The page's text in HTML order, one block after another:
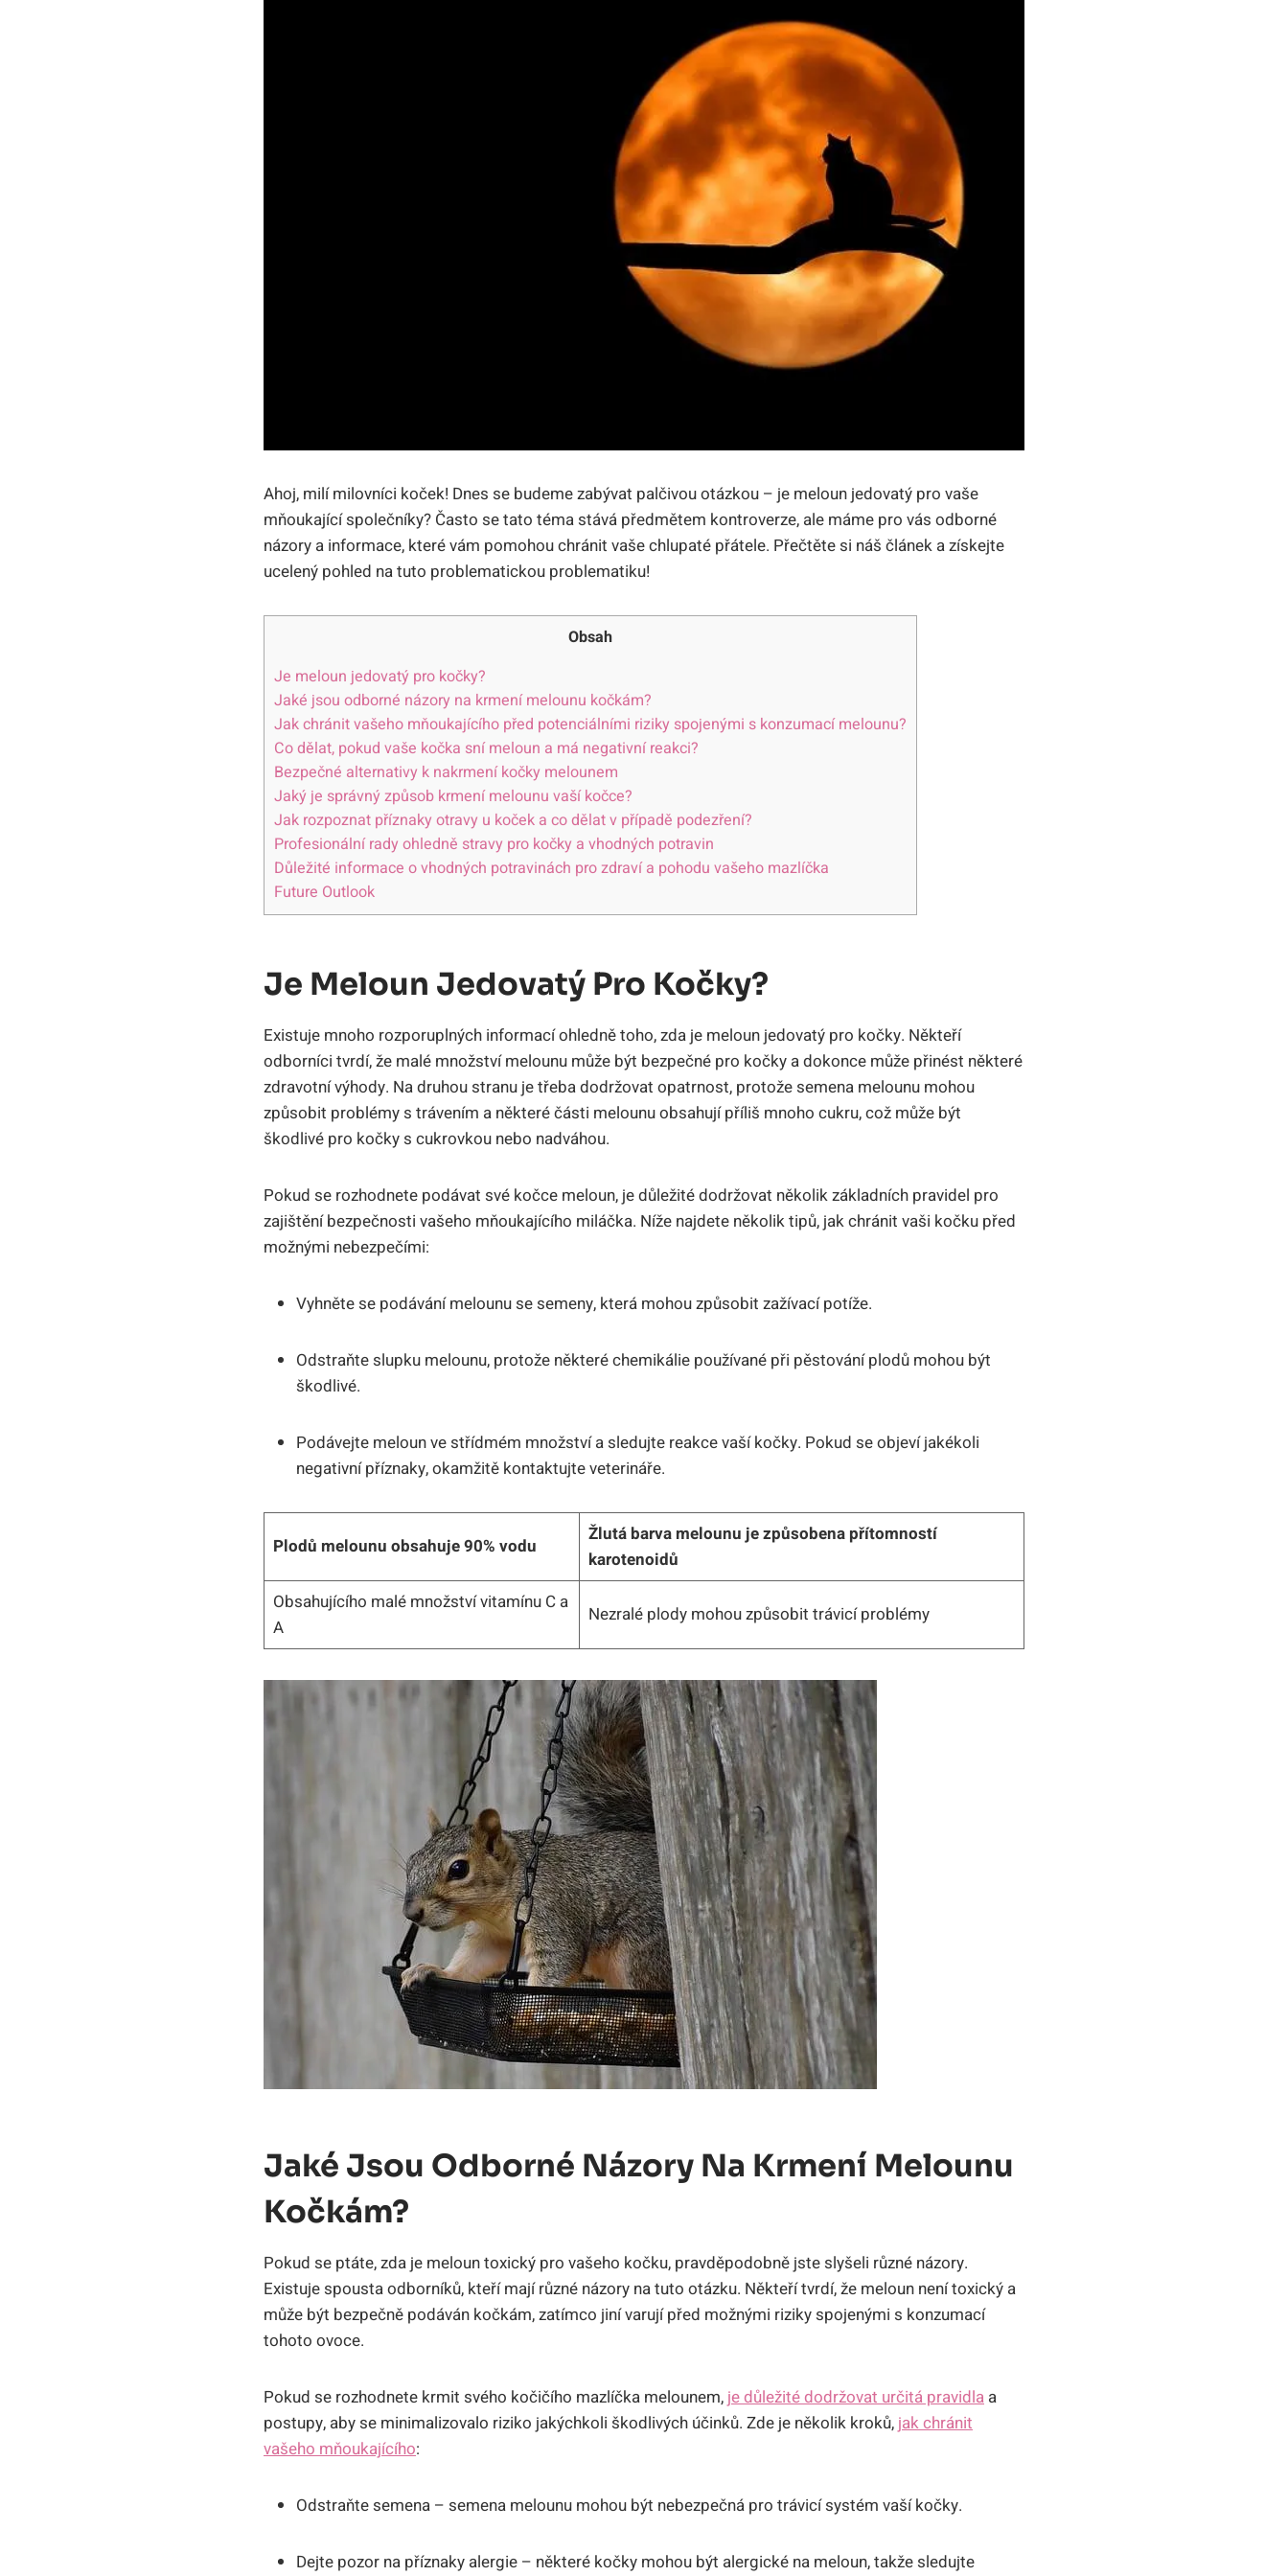
Ahoj, milí milovníci koček! Dnes se budeme zabývat palčivou otázkou – je meloun jedovatý pro vaše
mňoukající společníky? Často se tato téma stává předmětem kontroverze, ale máme pro vás odborné
názory a informace, které vám pomohou chránit vaše chlupaté přátele. Přečtěte si náš článek a získejte
ucelený pohled na tuto problematickou problematiku!
Obsah
Je meloun jedovatý pro kočky?
Jaké jsou odborné názory na krmení melounu kočkám?
Jak chránit vašeho mňoukajícího před potenciálními riziky spojenými s konzumací melounu?
Co dělat, pokud vaše kočka sní meloun a má negativní reakci?
Bezpečné alternativy k nakrmení kočky melounem
Jaký je správný způsob krmení melounu vaší kočce?
Jak rozpoznat příznaky otravy u koček a co dělat v případě podezření?
Profesionální rady ohledně stravy pro kočky a vhodných potravin
Důležité informace o vhodných potravinách pro zdraví a pohodu vašeho mazlíčka
Future Outlook
Je Meloun Jedovatý Pro Kočky?
Existuje mnoho rozporuplných informací ohledně toho, zda je meloun jedovatý pro kočky. Někteří
odborníci tvrdí, že malé množství melounu může být bezpečné pro kočky a dokonce může přinést některé
zdravotní výhody. Na druhou stranu je třeba dodržovat opatrnost, protože semena melounu mohou
způsobit problémy s trávením a některé části melounu obsahují příliš mnoho cukru, což může být
škodlivé pro kočky s cukrovkou nebo nadváhou.
Pokud se rozhodnete podávat své kočce meloun, je důležité dodržovat několik základních pravidel pro
zajištění bezpečnosti vašeho mňoukajícího miláčka. Níže najdete několik tipů, jak chránit vaši kočku před
možnými nebezpečími:
Vyhněte se podávání melounu se semeny, která mohou způsobit zažívací potíže.
Odstraňte slupku melounu, protože některé chemikálie používané při pěstování plodů mohou být
škodlivé.
Podávejte meloun ve střídmém množství a sledujte reakce vaší kočky. Pokud se objeví jakékoli
negativní příznaky, okamžitě kontaktujte veterináře.
Plodů melounu obsahuje 90% vodu
Žlutá barva melounu je způsobena přítomností
karotenoidů
Obsahujícího malé množství vitamínu C a
A
Nezralé plody mohou způsobit trávicí problémy
Jaké Jsou Odborné Názory Na Krmení Melounu
Kočkám?
Pokud se ptáte, zda je meloun toxický pro vašeho kočku, pravděpodobně jste slyšeli různé názory.
Existuje spousta odborníků, kteří mají různé názory na tuto otázku. Někteří tvrdí, že meloun není toxický a
může být bezpečně podáván kočkám, zatímco jiní varují před možnými riziky spojenými s konzumací
tohoto ovoce.
Pokud se rozhodnete krmit svého kočičího mazlíčka melounem, je důležité dodržovat určitá pravidla a
postupy, aby se minimalizovalo riziko jakýchkoli škodlivých účinků. Zde je několik kroků, jak chránit
vašeho mňoukajícího:
Odstraňte semena – semena melounu mohou být nebezpečná pro trávicí systém vaší kočky.
Dejte pozor na příznaky alergie – některé kočky mohou být alergické na meloun, takže sledujte